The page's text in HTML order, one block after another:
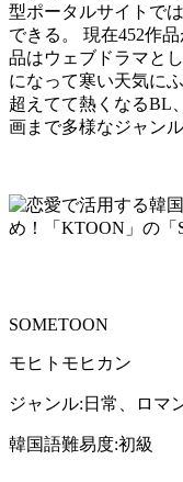
型ポータルサイトで
できる。 現在452作
品はウェブドラマと
になって寒い天気に
超えてて熱くなるBL
画まで多様なジャン
SOMETOON
モヒトモヒカン
ジャンル:日常、ロマ
韓国語難易度:初級